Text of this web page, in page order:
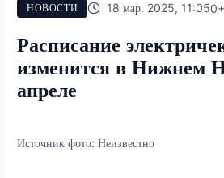
НОВОСТИ 18 мар. 2025, 11:050+
Расписание
изменится в Нижнем
апреле
Источник фото: Неизвестно